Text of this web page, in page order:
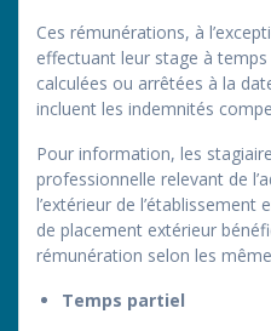
Ces rémunérations, à
effectuant leur stage à
calculées ou arrêtées à la
incluent les indemnités
Pour information, les
professionnelle relevant de
l’extérieur de
de placement extérieur
rémunération selon les
Temps partiel